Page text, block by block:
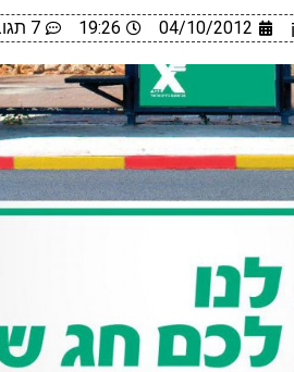
04/10/2012
19:26 7 תגובות